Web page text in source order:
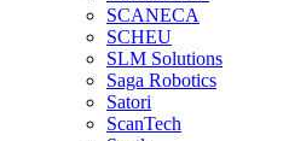
SCANECA
SCHEU
SLM Solutions
Saga Robotics
Satori
ScanTech